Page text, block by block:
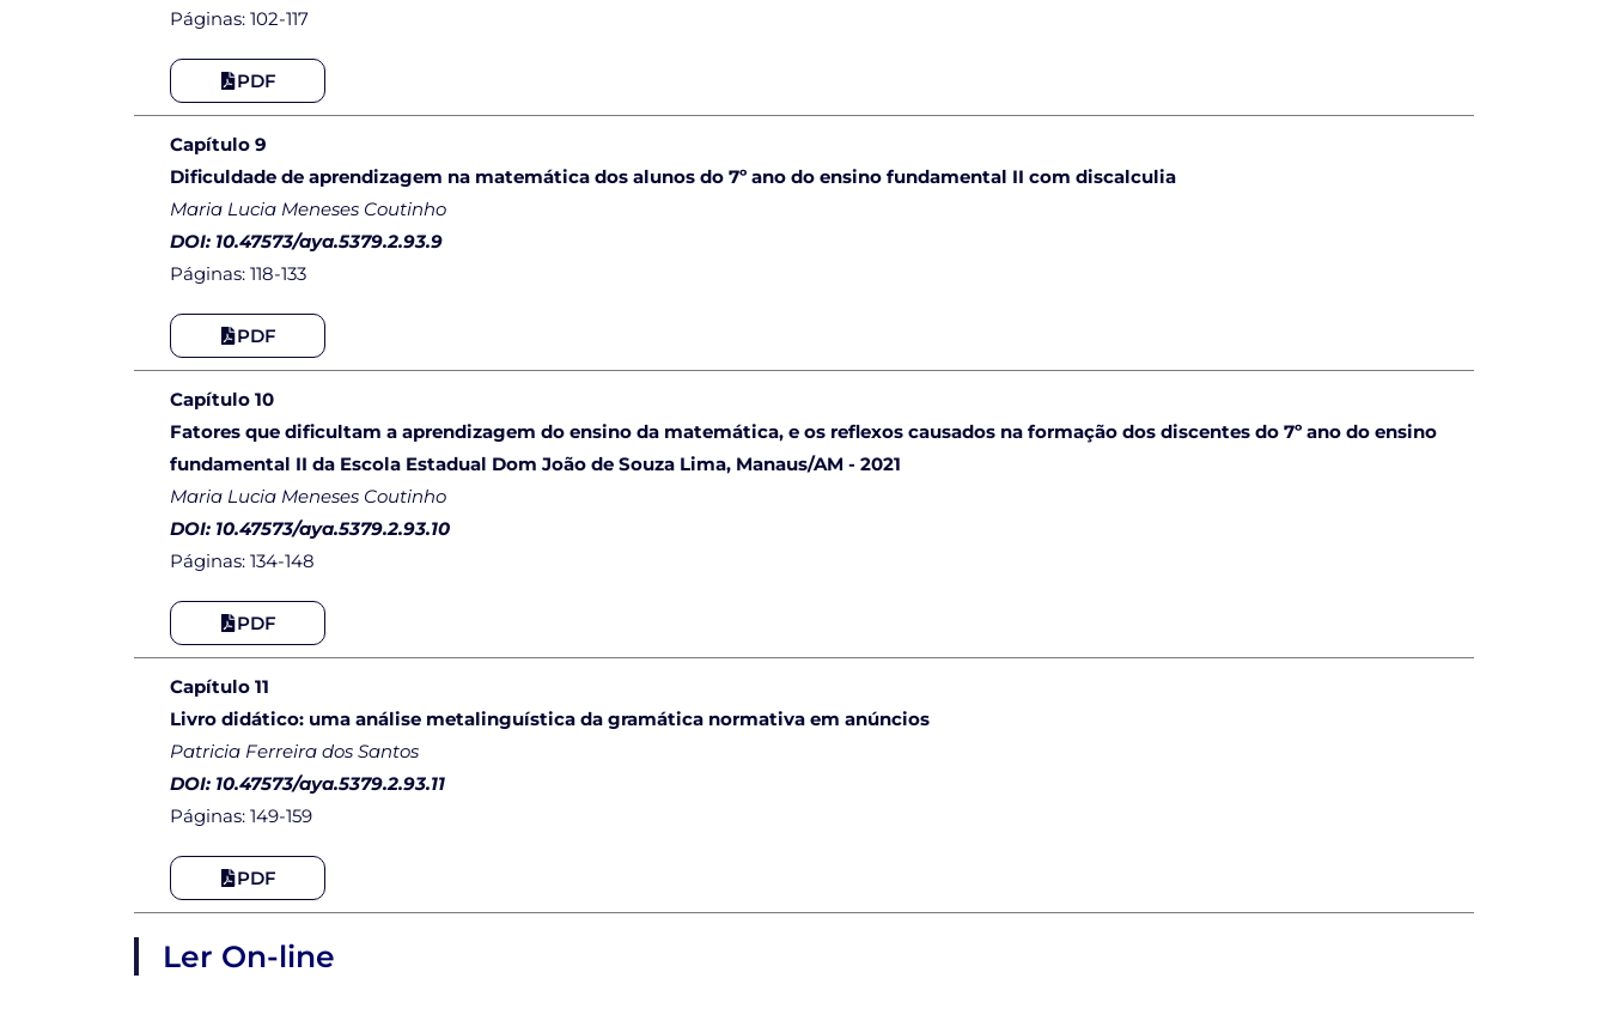
Páginas: 102-117
PDF
Capítulo 9
Dificuldade de aprendizagem na matemática dos alunos do 7º ano do ensino fundamental II com discalculia
Maria Lucia Meneses Coutinho
DOI: 10.47573/aya.5379.2.93.9
Páginas: 118-133
PDF
Capítulo 10
Fatores que dificultam a aprendizagem do ensino da matemática, e os reflexos causados na formação dos discentes do 7º ano do ensino
fundamental II da Escola Estadual Dom João de Souza Lima, Manaus/AM - 2021
Maria Lucia Meneses Coutinho
DOI: 10.47573/aya.5379.2.93.10
Páginas: 134-148
PDF
Capítulo 11
Livro didático: uma análise metalinguística da gramática normativa em anúncios
Patricia Ferreira dos Santos
DOI: 10.47573/aya.5379.2.93.11
Páginas: 149-159
PDF
Ler On-line